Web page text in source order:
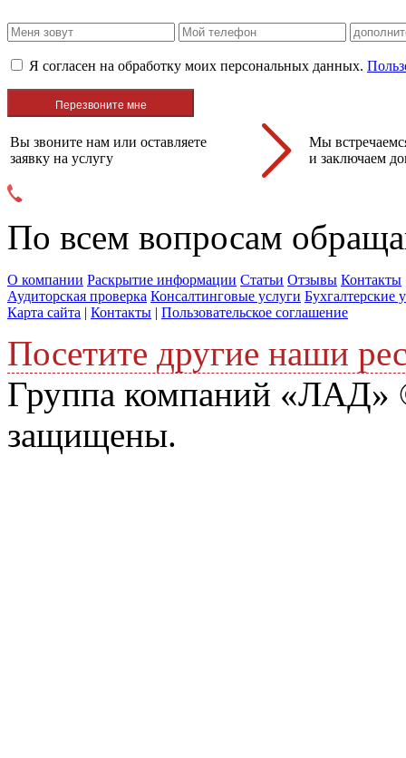
Я согласен на обработку моих персональных данных.
Вы звоните нам или оставляете
заявку на услугу
Мы
и заключаем
По всем вопросам
О компании Раскрытие информации Статьи Отзывы Контакты
Аудиторская проверка Консалтинговые услуги Бухгалтерские
Карта сайта | Контакты | Пользовательское соглашение
Посетите другие наши
Группа компаний «ЛАД»
защищены.